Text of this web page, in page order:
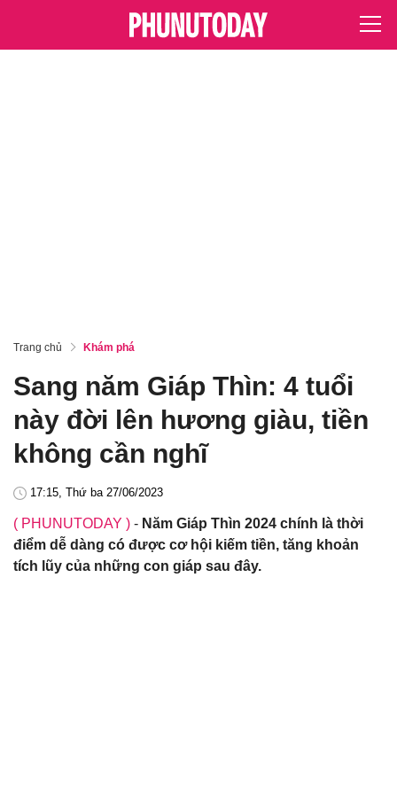
Trang chủ Khám phá
Sang năm Giáp Thìn: 4 tuổi
này đời lên hương giàu, tiền
không cần nghĩ
17:15, Thứ ba 27/06/2023
( PHUNUTODAY ) - Năm Giáp Thìn 2024 chính là thời
điểm dễ dàng có được cơ hội kiếm tiền, tăng khoản
tích lũy của những con giáp sau đây.